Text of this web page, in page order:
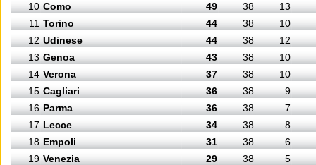
10 Como 49 38
13
11 Torino 44 38
10
12 Udinese 44 38
12
13 Genoa 43 38
10
14 Verona 37 38
10
15 Cagliari 36 38
9
16 Parma 36 38
7
17 Lecce 34 38
8
18 Empoli 31 38
6
19 Venezia 29 38
5